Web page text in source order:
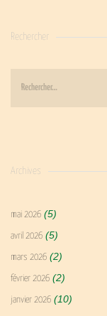
Rechercher
Archives
mai 2026 (5)
avril 2026 (5)
mars 2026 (2)
février 2026 (2)
janvier 2026 (10)